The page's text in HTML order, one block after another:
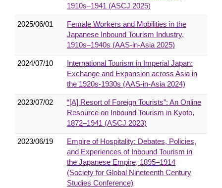
1910s–1941 (ASCJ 2025)
2025/06/01
Female Workers and Mobilities in the
Japanese Inbound Tourism Industry,
1910s–1940s (AAS-in-Asia 2025)
2024/07/10
International Tourism in Imperial Japan:
Exchange and Expansion across Asia in
the 1920s-1930s (AAS-in-Asia 2024)
2023/07/02
“[A] Resort of Foreign Tourists”: An Online
Resource on Inbound Tourism in Kyoto,
1872–1941 (ASCJ 2023)
2023/06/19
Empire of Hospitality: Debates, Policies,
and Experiences of Inbound Tourism in
the Japanese Empire, 1895–1914
(Society for Global Nineteenth Century
Studies Conference)